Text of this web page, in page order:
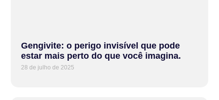
Gengivite: o perigo invisível que pode
estar mais perto do que você imagina.
28 de julho de 2025